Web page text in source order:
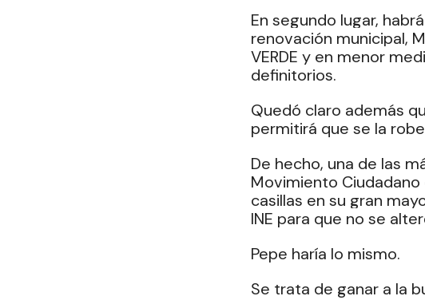
En segundo lugar,
renovación municipal,
VERDE y en menor
definitorios.
Quedó claro además
permitirá que se la
De hecho, una de las
Movimiento
casillas en su gran
INE para que no se
Pepe haría lo mismo.
Se trata de ganar a la